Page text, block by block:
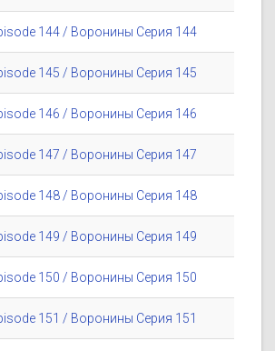
144 / Воронины Серия 144
145 / Воронины Серия 145
146 / Воронины Серия 146
147 / Воронины Серия 147
148 / Воронины Серия 148
149 / Воронины Серия 149
150 / Воронины Серия 150
151 / Воронины Серия 151